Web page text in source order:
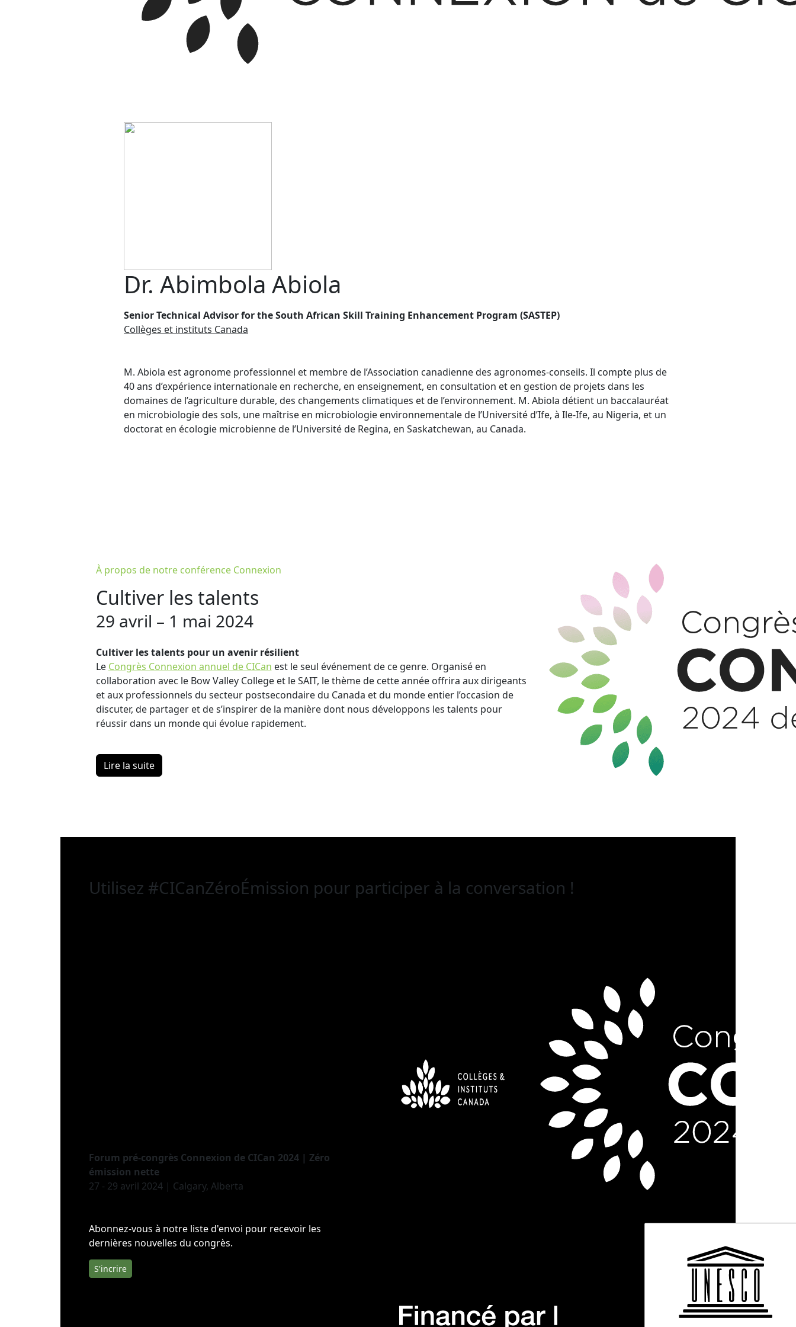
Dr. Abimbola Abiola
Senior Technical Advisor for the South African Skill Training Enhancement Program (SASTEP)
Collèges et instituts Canada
M. Abiola est agronome professionnel et membre de l’Association canadienne des agronomes-conseils. Il compte plus de
40 ans d’expérience internationale en recherche, en enseignement, en consultation et en gestion de projets dans les
domaines de l’agriculture durable, des changements climatiques et de l’environnement. M. Abiola détient un baccalauréat
en microbiologie des sols, une maîtrise en microbiologie environnementale de l’Université d’Ife, à Ile-Ife, au Nigeria, et un
doctorat en écologie microbienne de l’Université de Regina, en Saskatchewan, au Canada.
À propos de notre conférence Connexion
Cultiver les talents
29 avril – 1 mai 2024
Cultiver les talents pour un avenir résilient
Le Congrès Connexion annuel de CICan est le seul événement de ce genre. Organisé en
collaboration avec le Bow Valley College et le SAIT, le thème de cette année offrira aux dirigeants
et aux professionnels du secteur postsecondaire du Canada et du monde entier l’occasion de
discuter, de partager et de s’inspirer de la manière dont nous développons les talents pour
réussir dans un monde qui évolue rapidement.
Lire la suite
Utilisez #CICanZéroÉmission pour participer à la conversation !
Forum pré-congrès Connexion de CICan 2024 | Zéro
émission nette
27 - 29 avril 2024 | Calgary, Alberta
Abonnez-vous à notre liste d'envoi pour recevoir les
dernières nouvelles du congrès.
S'incrire